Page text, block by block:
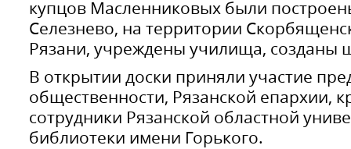
купцов Масленниковых были
Селезнево, на территории
Рязани, учреждены училища, созданы
В открытии доски приняли участие
общественности, Рязанской епархии,
сотрудники Рязанской областной
библиотеки имени Горького.